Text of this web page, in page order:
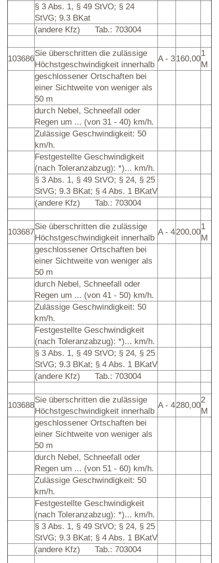
§ 3 Abs. 1, § 49 StVO; § 24
StVG; 9.3 BKat
(andere Kfz) Tab.: 703004
103686
Sie überschritten die zulässige
Höchstgeschwindigkeit innerhalb
A - 3160,00
1
M
geschlossener Ortschaften bei
einer Sichtweite von weniger als
50 m
durch Nebel, Schneefall oder
Regen um ... (von 31 - 40) km/h.
Zulässige Geschwindigkeit: 50
km/h.
Festgestellte Geschwindigkeit
(nach Toleranzabzug): *)... km/h.
§ 3 Abs. 1, § 49 StVO; § 24, § 25
StVG; 9.3 BKat; § 4 Abs. 1 BKatV
(andere Kfz) Tab.: 703004
103687
Sie überschritten die zulässige
Höchstgeschwindigkeit innerhalb
A - 4200,00
1
M
geschlossener Ortschaften bei
einer Sichtweite von weniger als
50 m
durch Nebel, Schneefall oder
Regen um ... (von 41 - 50) km/h.
Zulässige Geschwindigkeit: 50
km/h.
Festgestellte Geschwindigkeit
(nach Toleranzabzug): *)... km/h.
§ 3 Abs. 1, § 49 StVO; § 24, § 25
StVG; 9.3 BKat; § 4 Abs. 1 BKatV
(andere Kfz) Tab.: 703004
103688
Sie überschritten die zulässige
Höchstgeschwindigkeit innerhalb
A - 4280,00
2
M
geschlossener Ortschaften bei
einer Sichtweite von weniger als
50 m
durch Nebel, Schneefall oder
Regen um ... (von 51 - 60) km/h.
Zulässige Geschwindigkeit: 50
km/h.
Festgestellte Geschwindigkeit
(nach Toleranzabzug): *)... km/h.
§ 3 Abs. 1, § 49 StVO; § 24, § 25
StVG; 9.3 BKat; § 4 Abs. 1 BKatV
(andere Kfz) Tab.: 703004